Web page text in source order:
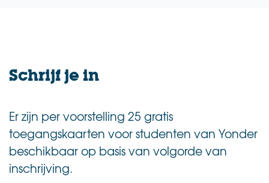
Schrijf je in
Er zijn per voorstelling 25 gratis
toegangskaarten voor studenten van Yonder
beschikbaar op basis van volgorde van
inschrijving.